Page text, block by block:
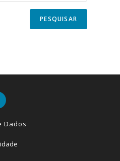
PESQUISAR
Dados